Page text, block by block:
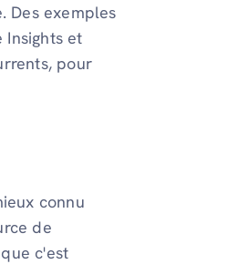
Des exemples
Insights et
pour
connu
de
c'est